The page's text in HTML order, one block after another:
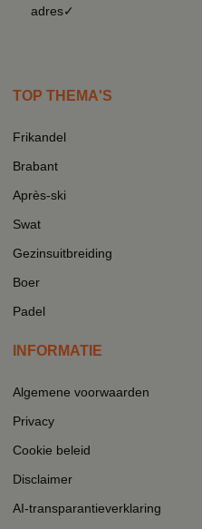
adres✓
TOP THEMA'S
Frikandel
Brabant
Après-ski
Swat
Gezinsuitbreiding
Boer
Padel
INFORMATIE
Algemene voorwaarden
Privacy
Cookie beleid
Disclaimer
AI-transparantieverklaring